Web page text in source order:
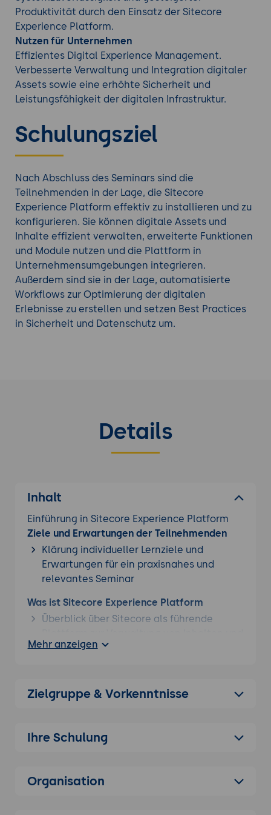
Produktivität durch den Einsatz der Sitecore
Experience Platform.
Nutzen für Unternehmen
Effizientes Digital Experience Management.
Verbesserte Verwaltung und Integration digitaler
Assets sowie eine erhöhte Sicherheit und
Leistungsfähigkeit der digitalen Infrastruktur.
Schulungsziel
Nach Abschluss des Seminars sind die
Teilnehmenden in der Lage, die Sitecore
Experience Platform effektiv zu installieren und zu
konfigurieren. Sie können digitale Assets und
Inhalte effizient verwalten, erweiterte Funktionen
und Module nutzen und die Plattform in
Unternehmensumgebungen integrieren.
Außerdem sind sie in der Lage, automatisierte
Workflows zur Optimierung der digitalen
Erlebnisse zu erstellen und setzen Best Practices
in Sicherheit und Datenschutz um.
Details
Inhalt
Einführung in Sitecore Experience Platform
Ziele und Erwartungen der Teilnehmenden
Klärung individueller Lernziele und
Erwartungen für ein praxisnahes und
relevantes Seminar
Was ist Sitecore Experience Platform
Überblick über Sitecore als führende
digitalen Erlebnissen
Funktionen und Stärken
Digital Asset Management und E-
Commerce in einer Lösung
Experience
Mehr anzeigen
Zielgruppe & Vorkenntnisse
Ihre Schulung
Organisation